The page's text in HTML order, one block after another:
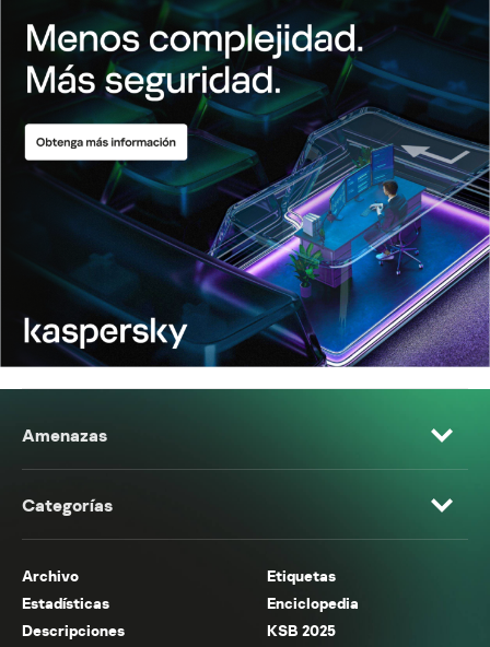
Amenazas
Categorías
Archivo
Etiquetas
Estadísticas
Enciclopedia
Descripciones
KSB 2025